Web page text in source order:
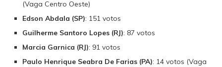
(Vaga Centro Oeste)
Edson Abdala (SP): 151 votos
Guilherme Santoro Lopes (RJ): 87 votos
Marcia Garnica (RJ): 91 votos
Paulo Henrique Seabra De Farias (PA): 14 votos (Vaga